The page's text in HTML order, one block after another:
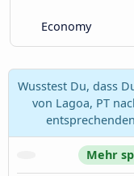
Economy
Wusstest Du, dass
von Lagoa, PT
Mehr